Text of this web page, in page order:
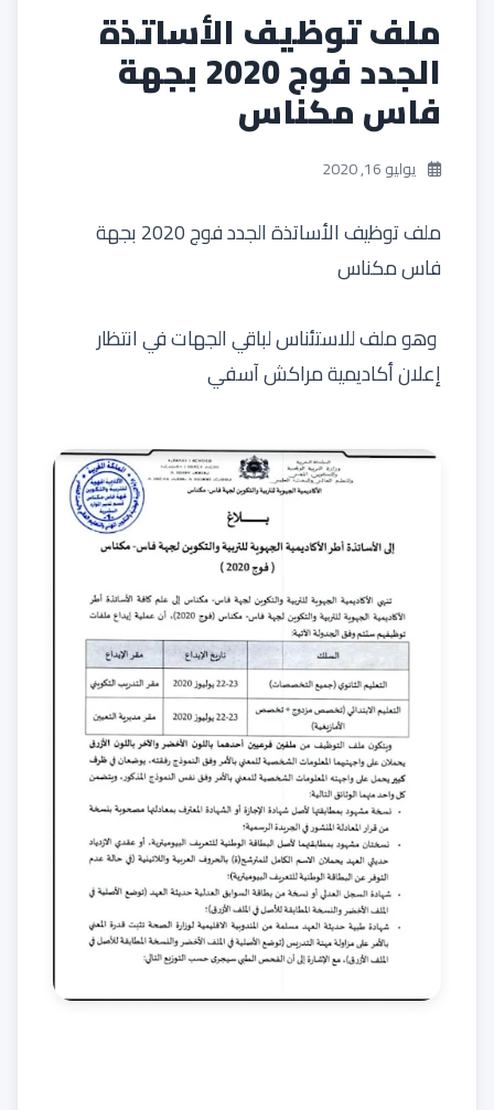
ملف توظيف الأساتذة
الجدد فوج 2020 بجهة
فاس مكناس
يوليو 16, 2020
ملف توظيف الأساتذة الجدد فوج 2020 بجهة
فاس مكناس
وهو ملف للاستئناس لباقي الجهات في انتظار
إعلان أكاديمية مراكش آسفي